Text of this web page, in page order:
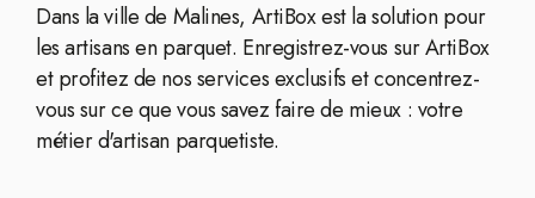
Dans la ville de Malines, ArtiBox est la solution pour
les artisans en parquet. Enregistrez-vous sur ArtiBox
et profitez de nos services exclusifs et concentrez-
vous sur ce que vous savez faire de mieux : votre
métier d'artisan parquetiste.